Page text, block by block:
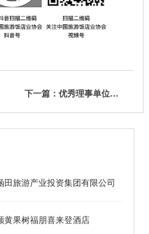
下一篇：优秀理事单位——山东文旅酒店管理集团有限公司
田旅游产业投资集团有限公司
果树福朋喜来登酒店